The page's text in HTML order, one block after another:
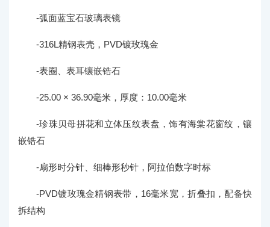
-弧面蓝宝石玻璃表镜
-316L精钢表壳，PVD镀玫瑰金
-表圈、表耳镶嵌锆石
-25.00 × 36.90毫米，厚度：10.00毫米
-珍珠贝母拼花和立体压纹表盘，饰有海棠花窗纹，镶
嵌锆石
-扇形时分针、细棒形秒针，阿拉伯数字时标
-PVD镀玫瑰金精钢表带，16毫米宽，折叠扣，配备快
拆结构